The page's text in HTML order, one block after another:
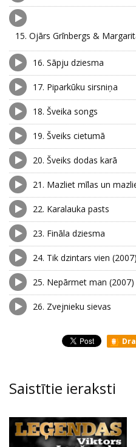
15. Ojārs Grīnbergs &
16. Sāpju dziesma
17. Piparkūku sirsniņa
18. Šveika songs
19. Šveiks cietumā
20. Šveiks dodas karā
21. Mazliet mīlas un
22. Karalauka pasts
23. Fināla dziesma
24. Tik dzintars vien (2007)
25. Nepārmet man (2007)
26. Zvejnieku sievas
Saistītie ieraksti